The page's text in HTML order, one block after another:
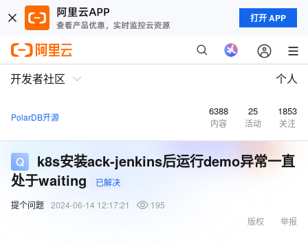
打开 APP
开发者社区 个人
PolarDB开源 6388
内容
25
活动
1853
关注
k8s安装ack-jenkins后运行demo异常一直
处于waiting
已解决
提个问题 2024-06-14 12:17:21
195
举报
版权